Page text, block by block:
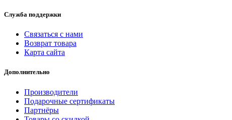
Служба поддержки
Связаться с нами
Возврат товара
Карта сайта
Дополнительно
Производители
Подарочные сертификаты
Партнёры